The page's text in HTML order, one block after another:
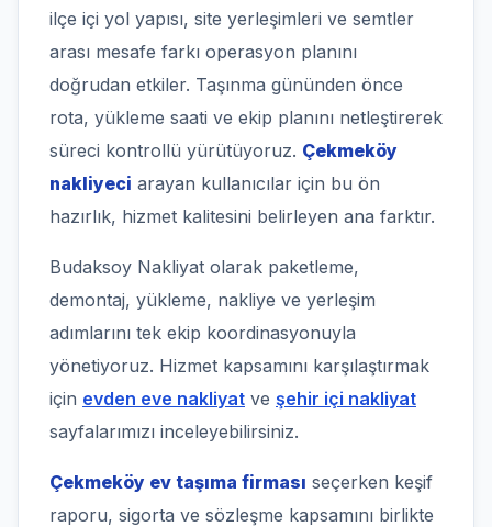
ilçe içi yol yapısı, site yerleşimleri ve semtler
arası mesafe farkı operasyon planını
doğrudan etkiler. Taşınma gününden önce
rota, yükleme saati ve ekip planını netleştirerek
süreci kontrollü yürütüyoruz. Çekmeköy
nakliyeci arayan kullanıcılar için bu ön
hazırlık, hizmet kalitesini belirleyen ana farktır.
Budaksoy Nakliyat olarak paketleme,
demontaj, yükleme, nakliye ve yerleşim
adımlarını tek ekip koordinasyonuyla
yönetiyoruz. Hizmet kapsamını karşılaştırmak
için evden eve nakliyat ve şehir içi nakliyat
sayfalarımızı inceleyebilirsiniz.
Çekmeköy ev taşıma firması seçerken keşif
raporu, sigorta ve sözleşme kapsamını birlikte